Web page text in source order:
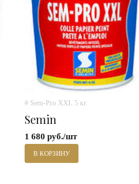
# Sem-Pro XXL 5 кг.
Semin
1 680 руб./шт
В КОРЗИНУ